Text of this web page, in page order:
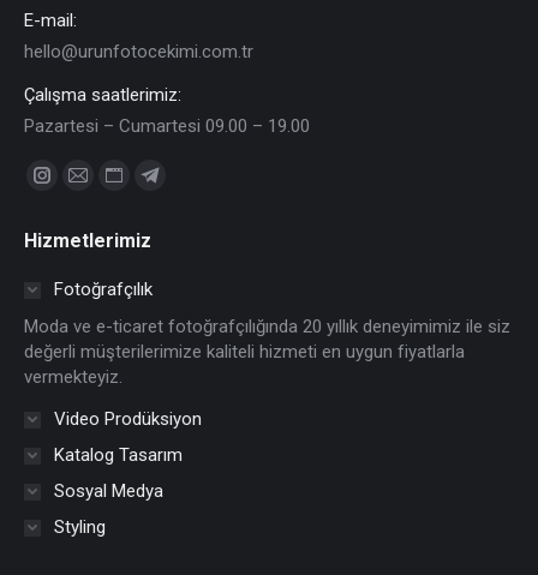
E-mail:
hello@urunfotocekimi.com.tr
Çalışma saatlerimiz:
Pazartesi – Cumartesi 09.00 – 19.00
Find us on:
Instagram
opens
window
Mail
opens
in
window
Website
opens
in
window
Telegram
opens
in
window
Hizmetlerimiz
Fotoğrafçılık
Moda ve e-ticaret fotoğrafçılığında 20 yıllık deneyimimiz ile siz
değerli müşterilerimize kaliteli hizmeti en uygun fiyatlarla
vermekteyiz.
Video Prodüksiyon
Katalog Tasarım
Sosyal Medya
Styling